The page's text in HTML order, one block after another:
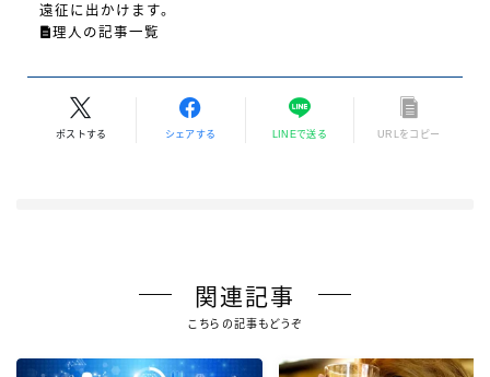
遠征に出かけます。
理人の記事一覧
ポストする シェアする LINEで送る URLをコピー
関連記事
こちらの記事もどうぞ